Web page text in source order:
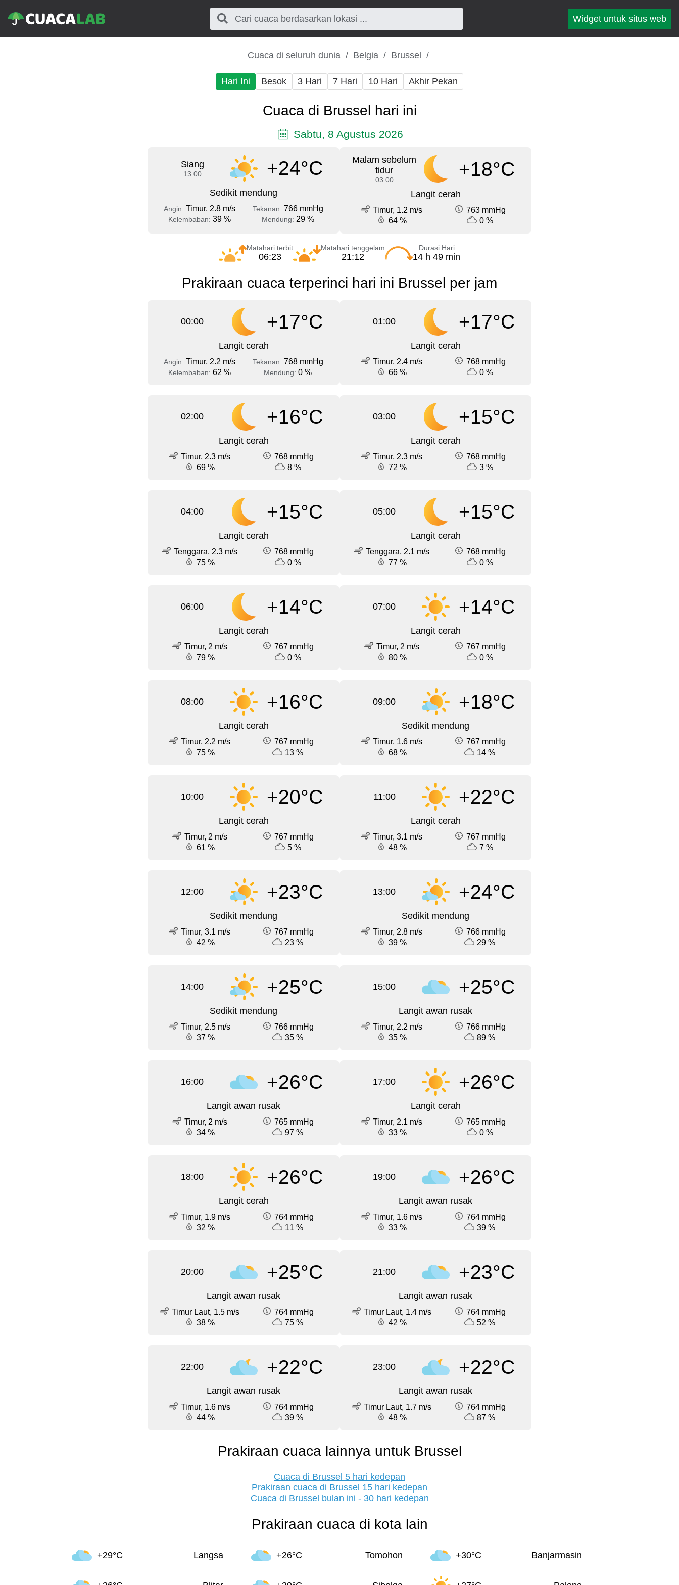
Widget untuk situs web
Cuaca di seluruh dunia Belgia Brussel
Hari Ini Besok 3 Hari 7 Hari 10 Hari Akhir Pekan
Cuaca di Brussel hari ini
Sabtu, 8 Agustus 2026
Siang
13:00 +24°C
Sedikit mendung
Angin: Timur, 2.8 m/s Tekanan: 766 mmHg
Kelembaban: 39 % Mendung: 29 %
Malam sebelum
tidur
03:00 +18°C
Langit cerah
Timur, 1.2 m/s
763 mmHg
64 %
0 %
Matahari terbit
06:23
Matahari tenggelam
21:12
Durasi Hari
14 h 49 min
Prakiraan cuaca terperinci hari ini Brussel per jam
00:00 +17°C
Langit cerah
Angin: Timur, 2.2 m/s Tekanan: 768 mmHg
Kelembaban: 62 % Mendung: 0 %
01:00 +17°C
Langit cerah
Timur, 2.4 m/s
768 mmHg
66 %
0 %
02:00 +16°C
Langit cerah
Timur, 2.3 m/s
768 mmHg
69 %
8 %
03:00 +15°C
Langit cerah
Timur, 2.3 m/s
768 mmHg
72 %
3 %
04:00 +15°C
Langit cerah
Tenggara, 2.3 m/s
768 mmHg
75 %
0 %
05:00 +15°C
Langit cerah
Tenggara, 2.1 m/s
768 mmHg
77 %
0 %
06:00 +14°C
Langit cerah
Timur, 2 m/s
767 mmHg
79 %
0 %
07:00 +14°C
Langit cerah
Timur, 2 m/s
767 mmHg
80 %
0 %
08:00 +16°C
Langit cerah
Timur, 2.2 m/s
767 mmHg
75 %
13 %
09:00 +18°C
Sedikit mendung
Timur, 1.6 m/s
767 mmHg
68 %
14 %
10:00 +20°C
Langit cerah
Timur, 2 m/s
767 mmHg
61 %
5 %
11:00 +22°C
Langit cerah
Timur, 3.1 m/s
767 mmHg
48 %
7 %
12:00 +23°C
Sedikit mendung
Timur, 3.1 m/s
767 mmHg
42 %
23 %
13:00 +24°C
Sedikit mendung
Timur, 2.8 m/s
766 mmHg
39 %
29 %
14:00 +25°C
Sedikit mendung
Timur, 2.5 m/s
766 mmHg
37 %
35 %
15:00 +25°C
Langit awan rusak
Timur, 2.2 m/s
766 mmHg
35 %
89 %
16:00 +26°C
Langit awan rusak
Timur, 2 m/s
765 mmHg
34 %
97 %
17:00 +26°C
Langit cerah
Timur, 2.1 m/s
765 mmHg
33 %
0 %
18:00 +26°C
Langit cerah
Timur, 1.9 m/s
764 mmHg
32 %
11 %
19:00 +26°C
Langit awan rusak
Timur, 1.6 m/s
764 mmHg
33 %
39 %
20:00 +25°C
Langit awan rusak
Timur Laut, 1.5 m/s
764 mmHg
38 %
75 %
21:00 +23°C
Langit awan rusak
Timur Laut, 1.4 m/s
764 mmHg
42 %
52 %
22:00 +22°C
Langit awan rusak
Timur, 1.6 m/s
764 mmHg
44 %
39 %
23:00 +22°C
Langit awan rusak
Timur Laut, 1.7 m/s
764 mmHg
48 %
87 %
Prakiraan cuaca lainnya untuk Brussel
Cuaca di Brussel 5 hari kedepan
Prakiraan cuaca di Brussel 15 hari kedepan
Cuaca di Brussel bulan ini - 30 hari kedepan
Prakiraan cuaca di kota lain
+29°C Langsa +26°C Tomohon +30°C Banjarmasin